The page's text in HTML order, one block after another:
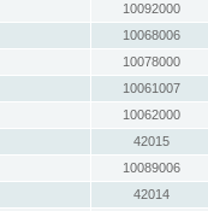
10092000
10068006
10078000
10061007
10062000
42015
10089006
42014